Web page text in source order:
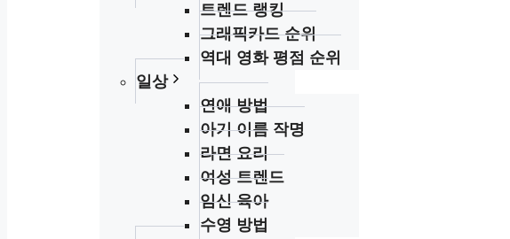
트렌드 랭킹
그래픽카드 순위
역대 영화 평점 순위
일상
연애 방법
아기 이름 작명
라면 요리
여성 트렌드
임신 육아
수영 방법